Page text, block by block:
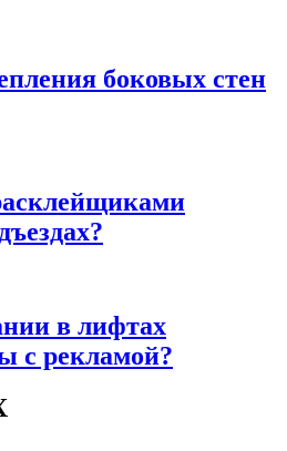
боковых стен
в лифтах
с рекламой?